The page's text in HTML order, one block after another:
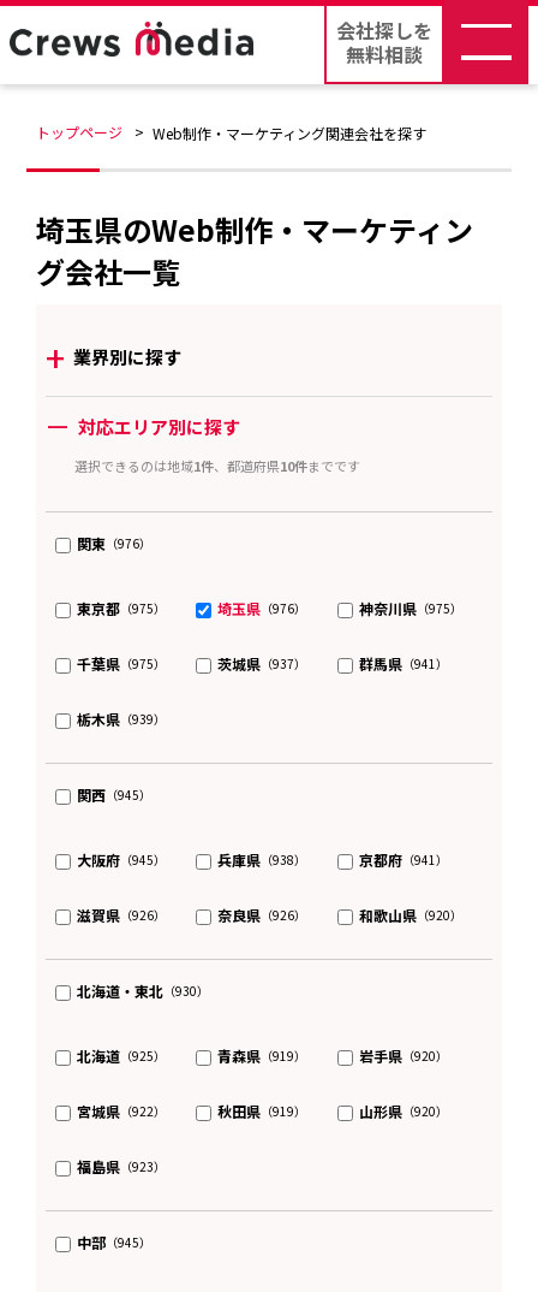
会社探しを
無料相談
トップページ Web制作・マーケティング関連会社を探す
埼玉県のWeb制作・マーケティン
グ会社一覧
+ 業界別に探す
ー 対応エリア別に探す
選択できるのは地域1件、都道府県10件までです
関東（976）
東京都（975） 埼玉県 （976） 神奈川県 （975）
千葉県（975） 茨城県 （937） 群馬県 （941）
栃木県（939）
関西（945）
大阪府（945） 兵庫県 （938） 京都府 （941）
滋賀県（926） 奈良県 （926） 和歌山県 （920）
北海道・東北（930）
北海道（925） 青森県 （919） 岩手県 （920）
宮城県（922） 秋田県 （919） 山形県 （920）
福島県（923）
中部（945）